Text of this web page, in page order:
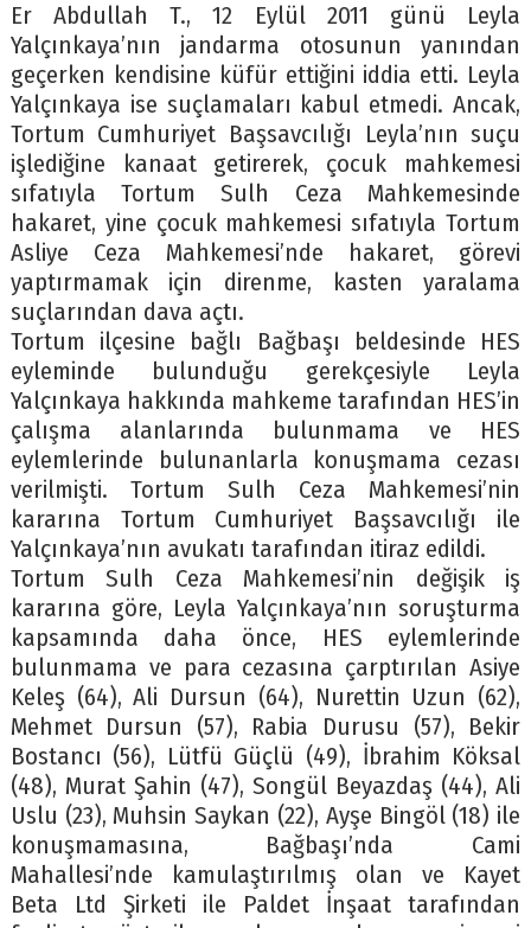
Er Abdullah T., 12 Eylül 2011 günü Leyla
Yalçınkaya’nın jandarma otosunun yanından
geçerken kendisine küfür ettiğini iddia etti. Leyla
Yalçınkaya ise suçlamaları kabul etmedi. Ancak,
Tortum Cumhuriyet Başsavcılığı Leyla’nın suçu
işlediğine kanaat getirerek, çocuk mahkemesi
sıfatıyla Tortum Sulh Ceza Mahkemesinde
hakaret, yine çocuk mahkemesi sıfatıyla Tortum
Asliye Ceza Mahkemesi’nde hakaret, görevi
yaptırmamak için direnme, kasten yaralama
suçlarından dava açtı.
Tortum ilçesine bağlı Bağbaşı beldesinde HES
eyleminde bulunduğu gerekçesiyle Leyla
Yalçınkaya hakkında mahkeme tarafından HES’in
çalışma alanlarında bulunmama ve HES
eylemlerinde bulunanlarla konuşmama cezası
verilmişti. Tortum Sulh Ceza Mahkemesi’nin
kararına Tortum Cumhuriyet Başsavcılığı ile
Yalçınkaya’nın avukatı tarafından itiraz edildi.
Tortum Sulh Ceza Mahkemesi’nin değişik iş
kararına göre, Leyla Yalçınkaya’nın soruşturma
kapsamında daha önce, HES eylemlerinde
bulunmama ve para cezasına çarptırılan Asiye
Keleş (64), Ali Dursun (64), Nurettin Uzun (62),
Mehmet Dursun (57), Rabia Durusu (57), Bekir
Bostancı (56), Lütfü Güçlü (49), İbrahim Köksal
(48), Murat Şahin (47), Songül Beyazdaş (44), Ali
Uslu (23), Muhsin Saykan (22), Ayşe Bingöl (18) ile
konuşmamasına, Bağbaşı’nda Cami
Mahallesi’nde kamulaştırılmış olan ve Kayet
Beta Ltd Şirketi ile Paldet İnşaat tarafından